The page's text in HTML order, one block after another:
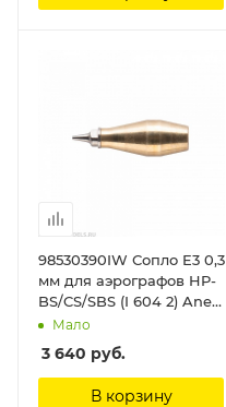
98530390IW Сопло E3 0,3
мм для аэрографов HP-
BS/CS/SBS (I 604 2) Anest
Iwata
Мало
3 640 руб.
В корзину